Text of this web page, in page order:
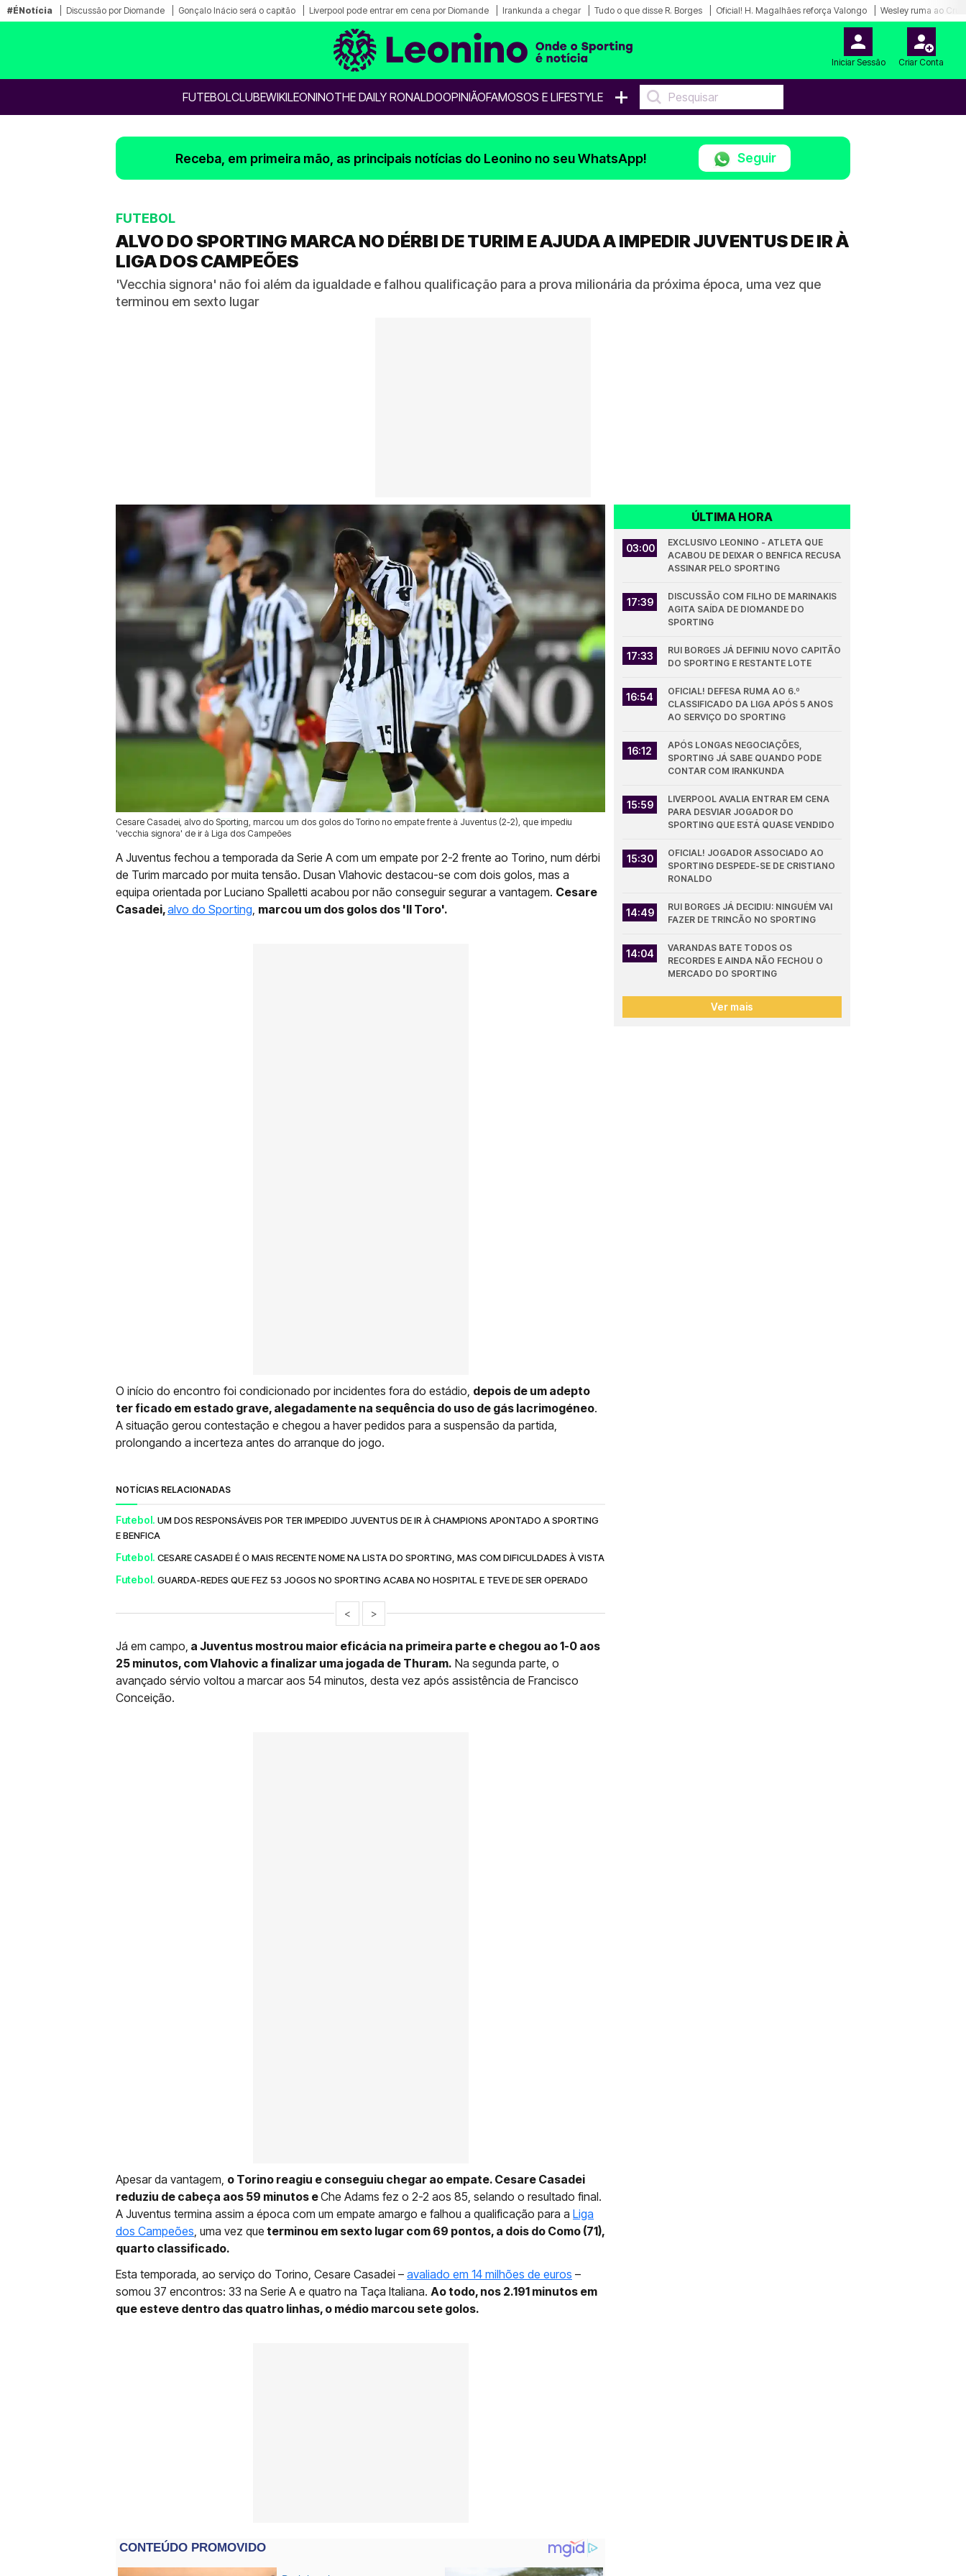
#ÉNotícia Discussão por Diomande Gonçalo Inácio será o capitão Liverpool pode entrar em cena por Diomande Irankunda a chegar Tudo o que disse R. Borges Oficial! H. Magalhães reforça Valongo Wesley ruma ao
Iniciar Sessão Criar Conta
FUTEBOLCLUBEWIKILEONINOTHE DAILY RONALDOOPINIÃOFAMOSOS E LIFESTYLE +
Receba, em primeira mão, as principais notícias do Leonino no seu WhatsApp! Seguir
FUTEBOL
ALVO DO SPORTING MARCA NO DÉRBI DE TURIM E AJUDA A IMPEDIR JUVENTUS DE IR À
LIGA DOS CAMPEÕES
'Vecchia signora' não foi além da igualdade e falhou qualificação para a prova milionária da próxima época, uma vez que
terminou em sexto lugar
Cesare Casadei, alvo do Sporting, marcou um dos golos do Torino no empate frente à Juventus (2-2), que impediu
'vecchia signora' de ir à Liga dos Campeões
25 Mai 2026 | 12:29 | 0
A Juventus fechou a temporada da Serie A com um empate por 2-2 frente ao Torino, num dérbi
de Turim marcado por muita tensão. Dusan Vlahovic destacou-se com dois golos, mas a
equipa orientada por Luciano Spalletti acabou por não conseguir segurar a vantagem. Cesare
Casadei,alvo do Sporting marcou um dos golos dos 'Il Toro'.
O início do encontro foi condicionado por incidentes fora do estádio, depois de um adepto
ter ficado em estado grave, alegadamente na sequência do uso de gás lacrimogéneo.
A situação gerou contestação e chegou a haver pedidos para a suspensão da partida,
prolongando a incerteza antes do arranque do jogo.
NOTÍCIAS RELACIONADAS
Futebol. UM DOS RESPONSÁVEIS POR TER IMPEDIDO JUVENTUS DE IR À CHAMPIONS APONTADO A SPORTING
E BENFICA
Futebol. CESARE CASADEI É O MAIS RECENTE NOME NA LISTA DO SPORTING, MAS COM DIFICULDADES À VISTA
Futebol. GUARDA-REDES QUE FEZ 53 JOGOS NO SPORTING ACABA NO HOSPITAL E TEVE DE SER OPERADO
< >
Já em campo, a Juventus mostrou maior eficácia na primeira parte e chegou ao 1-0 aos
25 minutos, com Vlahovic a finalizar uma jogada de Thuram. Na segunda parte, o
avançado sérvio voltou a marcar aos 54 minutos, desta vez após assistência de Francisco
Conceição.
Apesar da vantagem, o Torino reagiu e conseguiu chegar ao empate. Cesare Casadei
reduziu de cabeça aos 59 minutos eChe Adams fez o 2-2 aos 85, selando o resultado final.
A Juventus termina assim a época com um empate amargo e falhou a qualificação para a Liga
dos Campeões , uma vez que terminou em sexto lugar com 69 pontos, a dois do Como (71),
quarto classificado.
Esta temporada, ao serviço do Torino, Cesare Casadei – avaliado em 14 milhões de euros –
somou 37 encontros: 33 na Serie A e quatro na Taça Italiana. Ao todo, nos 2.191 minutos em
que esteve dentro das quatro linhas, o médio marcou sete golos.
ÚLTIMA HORA
03:00
EXCLUSIVO LEONINO - ATLETA QUE
ACABOU DE DEIXAR O BENFICA RECUSA
ASSINAR PELO SPORTING
17:39
DISCUSSÃO COM FILHO DE MARINAKIS
AGITA SAÍDA DE DIOMANDE DO
SPORTING
17:33
RUI BORGES JÁ DEFINIU NOVO CAPITÃO
DO SPORTING E RESTANTE LOTE
16:54
OFICIAL! DEFESA RUMA AO 6.º
CLASSIFICADO DA LIGA APÓS 5 ANOS
AO SERVIÇO DO SPORTING
16:12
APÓS LONGAS NEGOCIAÇÕES,
SPORTING JÁ SABE QUANDO PODE
CONTAR COM IRANKUNDA
15:59
LIVERPOOL AVALIA ENTRAR EM CENA
PARA DESVIAR JOGADOR DO
SPORTING QUE ESTÁ QUASE VENDIDO
15:30
OFICIAL! JOGADOR ASSOCIADO AO
SPORTING DESPEDE-SE DE CRISTIANO
RONALDO
14:49
RUI BORGES JÁ DECIDIU: NINGUÉM VAI
FAZER DE TRINCÃO NO SPORTING
14:04
VARANDAS BATE TODOS OS
RECORDES E AINDA NÃO FECHOU O
MERCADO DO SPORTING
Ver mais